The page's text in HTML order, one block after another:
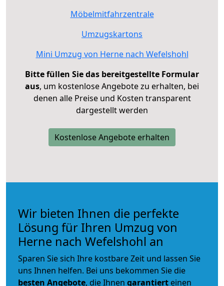
Möbelmitfahrzentrale
Umzugskartons
Mini Umzug von Herne nach Wefelshohl
Bitte füllen Sie das bereitgestellte Formular
aus, um kostenlose Angebote zu erhalten, bei
denen alle Preise und Kosten transparent
dargestellt werden
Kostenlose Angebote erhalten
Wir bieten Ihnen die perfekte
Lösung für Ihren Umzug von
Herne nach Wefelshohl an
Sparen Sie sich Ihre kostbare Zeit und lassen Sie
uns Ihnen helfen. Bei uns bekommen Sie die
besten Angebote, die Ihnen garantiert einen